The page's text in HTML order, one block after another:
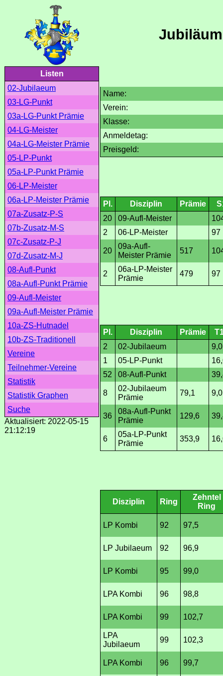
Listen
02-Jubilaeum
03-LG-Punkt
03a-LG-Punkt Prämie
04-LG-Meister
04a-LG-Meister Prämie
05-LP-Punkt
05a-LP-Punkt Prämie
06-LP-Meister
06a-LP-Meister Prämie
07a-Zusatz-P-S
07b-Zusatz-M-S
07c-Zusatz-P-J
07d-Zusatz-M-J
08-Aufl-Punkt
08a-Aufl-Punkt Prämie
09-Aufl-Meister
09a-Aufl-Meister Prämie
10a-ZS-Hutnadel
10b-ZS-Traditionell
Vereine
Teilnehmer-Vereine
Statistik
Statistik Graphen
Suche
Aktualisiert: 2022-05-15
21:12:19
Name:
Verein:
Klasse:
Anmeldetag:
Preisgeld:
Pl. Disziplin Prämie
20
09-Aufl-Meister
2
06-LP-Meister 97
20
09a-Aufl-
Meister Prämie
517
2
06a-LP-Meister
Prämie
479 97
Pl. Disziplin Prämie
2
02-Jubilaeum
9,0
1
05-LP-Punkt
52
08-Aufl-Punkt
8
02-Jubilaeum
Prämie
79,1 9,0
36
08a-Aufl-Punkt
Prämie
129,6
6
05a-LP-Punkt
Prämie
353,9
Disziplin Ring
Zehntel
Ring
LP Kombi 92 97,5
LP Jubilaeum 92 96,9
LP Kombi 95 99,0
LPA Kombi 96 98,8
LPA Kombi 99 102,7
LPA
Jubilaeum
99 102,3
LPA Kombi 96 99,7